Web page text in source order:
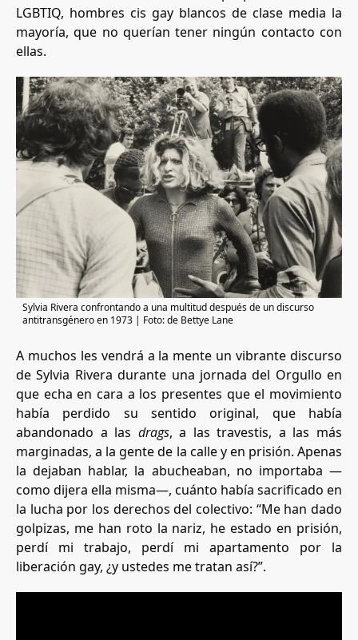
LGBTIQ, hombres cis gay blancos de clase media la
mayoría, que no querían tener ningún contacto con
ellas.
Sylvia Rivera confrontando a una multitud después de un discurso
antitransgénero en 1973 | Foto: de Bettye Lane
A muchos les vendrá a la mente un vibrante discurso
de Sylvia Rivera durante una jornada del Orgullo en
que echa en cara a los presentes que el movimiento
había perdido su sentido original, que había
abandonado a las drags, a las travestis, a las más
marginadas, a la gente de la calle y en prisión. Apenas
la dejaban hablar, la abucheaban, no importaba —
como dijera ella misma—, cuánto había sacrificado en
la lucha por los derechos del colectivo: “Me han dado
golpizas, me han roto la nariz, he estado en prisión,
perdí mi trabajo, perdí mi apartamento por la
liberación gay, ¿y ustedes me tratan así?”.